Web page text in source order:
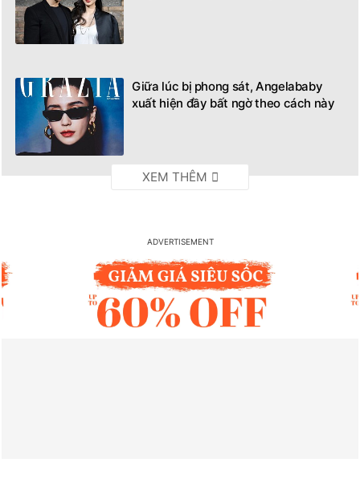
Giữa lúc bị phong sát, Angelababy
xuất hiện đầy bất ngờ theo cách này